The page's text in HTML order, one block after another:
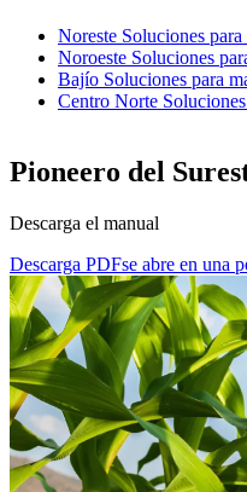
Noreste Soluciones para
Noroeste Soluciones
Bajío Soluciones para
Centro Norte
Pioneero del
Descarga el manual
Descarga PDFse abre en una